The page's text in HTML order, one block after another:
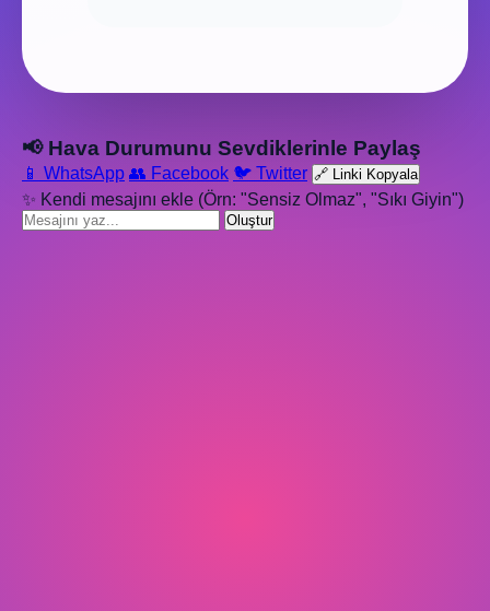
📢 Hava Durumunu Sevdiklerinle Paylaş
📱 WhatsApp 👥 Facebook 🐦 Twitter 🔗 Linki Kopyala
✨ Kendi mesajını ekle (Örn: "Sensiz Olmaz", "Sıkı Giyin")
Oluştur